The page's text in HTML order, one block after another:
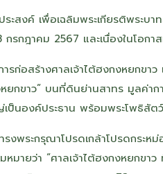
ระสงค์ เพื่อเฉลิมพระเกียรติพระบ
รกฎาคม 2567 และเนื่องในโอก
รก่อสร้างศาลเจ้าไต้ฮงกงหยกข
ยกขาว” บนที่ดินย่านสาทร มูลค่า
ป็นองค์ประธาน พร้อมพระโพธิสั
งพระกรุณาโปรดเกล้าโปรดกระห
หมายว่า “ศาลเจ้าไต้ฮงกงหยกข